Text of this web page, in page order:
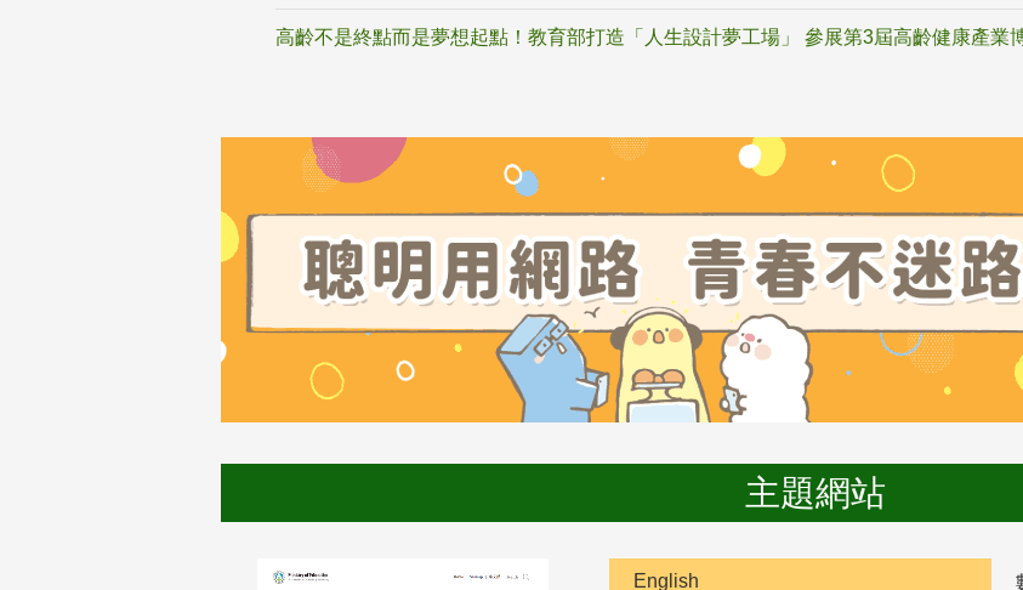
高齡不是終點而是夢想起點！教育部打造「人生設計夢工場」 參展第3屆高齡健康產業
主題網站
English